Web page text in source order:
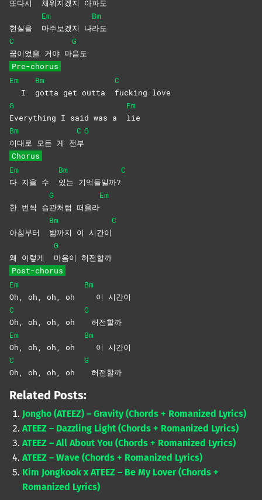
또다시 채워지겠지 아파도
현실을
Em
마주보겠지 나
Bm
라도
C
꿈이었을 거야 마
G
음도
Pre-chorus
Em
I
Bm
gotta get outta
C
fucking love
G
Everything I said was a
Em
lie
Bm
이대로 모든 게 전
C
부
G
Chorus
Em
다 지울 수
Bm
있는 기억들일까?
C
한 번씩 습
G
관처럼 떠올라
Em
아침부터
Bm
밤까지 이 시간이
C
왜 이렇게
G
마음이 허전할까
Post-chorus
Em
Oh, oh, oh, oh
Bm
이 시간이
C
Oh, oh, oh, oh
G
허전할까
Em
Oh, oh, oh, oh
Bm
이 시간이
C
Oh, oh, oh, oh
G
허전할까
Related Posts:
Jongho (ATEEZ) – Gravity (Chords + Romanized Lyrics)
ATEEZ – Dazzling Light (Chords + Romanized Lyrics)
ATEEZ – All About You (Chords + Romanized Lyrics)
ATEEZ – Wave (Chords + Romanized Lyrics)
Kim Jongkook x ATEEZ – Be My Lover (Chords +
Romanized Lyrics)